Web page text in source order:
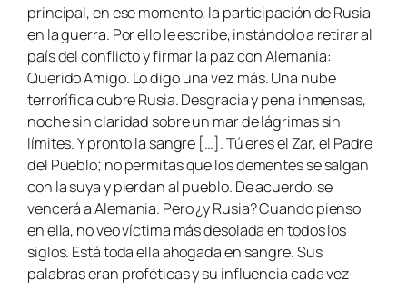
principal, en ese momento, la participación de Rusia
en la guerra. Por ello le escribe, instándolo a retirar al
país del conflicto y firmar la paz con Alemania:
Querido Amigo. Lo digo una vez más. Una nube
terrorífica cubre Rusia. Desgracia y pena inmensas,
noche sin claridad sobre un mar de lágrimas sin
límites. Y pronto la sangre […]. Tú eres el Zar, el Padre
del Pueblo; no permitas que los dementes se salgan
con la suya y pierdan al pueblo. De acuerdo, se
vencerá a Alemania. Pero ¿y Rusia? Cuando pienso
en ella, no veo víctima más desolada en todos los
siglos. Está toda ella ahogada en sangre.Sus
palabras eran proféticas y su influencia cada vez